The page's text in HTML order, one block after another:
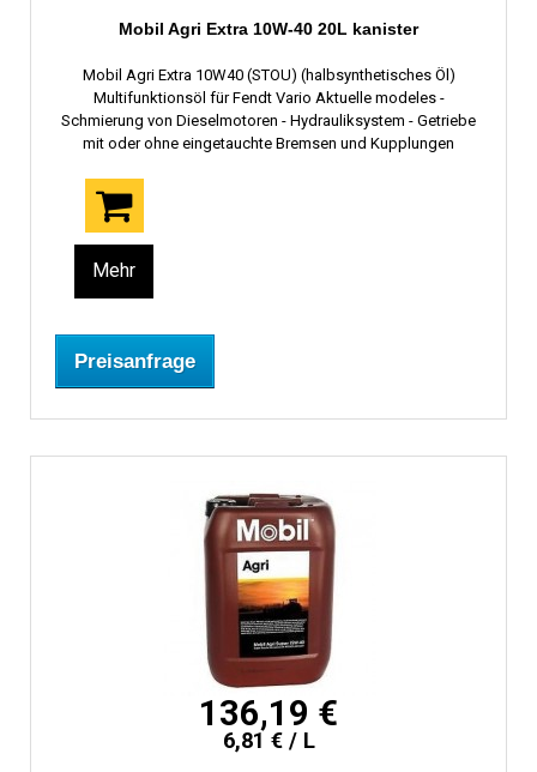
Mobil Agri Extra 10W-40 20L kanister
Mobil Agri Extra 10W40 (STOU) (halbsynthetisches Öl)
Multifunktionsöl für Fendt Vario Aktuelle modeles -
Schmierung von Dieselmotoren - Hydrauliksystem - Getriebe
mit oder ohne eingetauchte Bremsen und Kupplungen
Mehr
Preisanfrage
136,19 €
6,81 € / L